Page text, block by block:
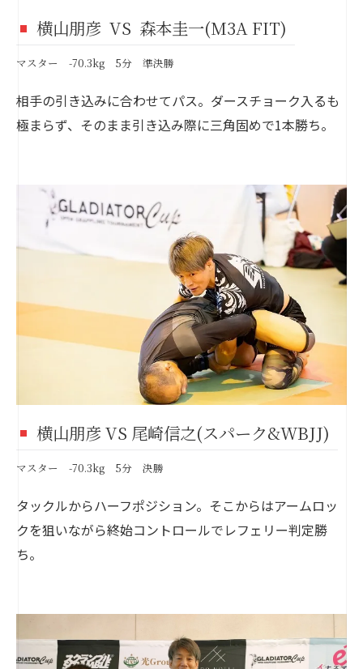
横山朋彦 VS 森本圭一(M3A FIT)
マスター -70.3kg 5分 準決勝
相手の引き込みに合わせてパス。ダースチョーク入るも
極まらず、そのまま引き込み際に三角固めで1本勝ち。
横山朋彦 VS 尾崎信之(スパーク&WBJJ)
マスター -70.3kg 5分 決勝
タックルからハーフポジション。そこからはアームロッ
クを狙いながら終始コントロールでレフェリー判定勝
ち。